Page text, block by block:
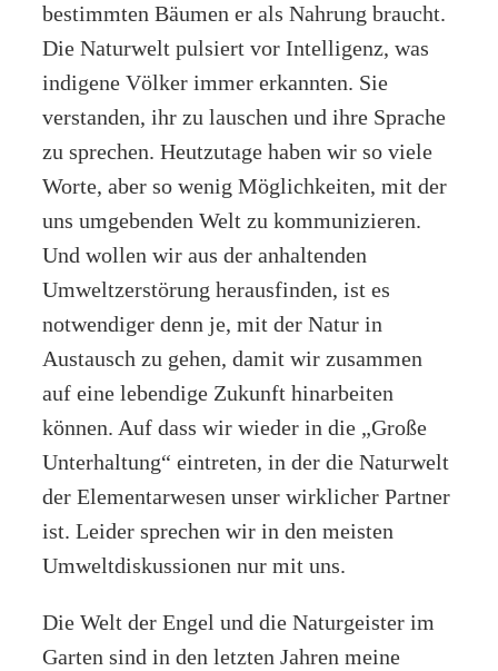
bestimmten Bäumen er als Nahrung braucht.
Die Naturwelt pulsiert vor Intelligenz, was
indigene Völker immer erkannten. Sie
verstanden, ihr zu lauschen und ihre Sprache
zu sprechen. Heutzutage haben wir so viele
Worte, aber so wenig Möglichkeiten, mit der
uns umgebenden Welt zu kommunizieren.
Und wollen wir aus der anhaltenden
Umweltzerstörung herausfinden, ist es
notwendiger denn je, mit der Natur in
Austausch zu gehen, damit wir zusammen
auf eine lebendige Zukunft hinarbeiten
können. Auf dass wir wieder in die „Große
Unterhaltung“ eintreten, in der die Naturwelt
der Elementarwesen unser wirklicher Partner
ist. Leider sprechen wir in den meisten
Umweltdiskussionen nur mit uns.
Die Welt der Engel und die Naturgeister im
Garten sind in den letzten Jahren meine